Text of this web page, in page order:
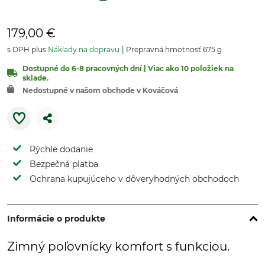
179,00 €
s DPH plus Náklady na dopravu Prepravná hmotnosť 675 g
Dostupné do 6-8 pracovných dní | Viac ako 10 položiek na
sklade.
Nedostupné v našom obchode v Kováčová
Rýchle dodanie
Bezpečná platba
Ochrana kupujúceho v dôveryhodných obchodoch
Informácie o produkte
Zimný poľovnícky komfort s funkciou.